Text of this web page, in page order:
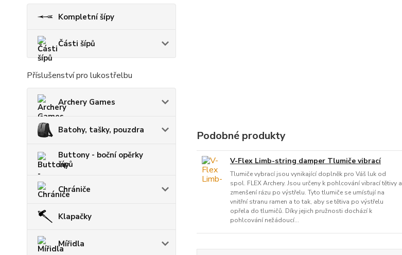
Kompletní šípy
Části šípů
Příslušenství pro lukostřelbu
Archery Games
Batohy, tašky, pouzdra
Buttony - boční opěrky
šípů
Chrániče
Klapačky
Mířidla
Podobné produkty
V-Flex Limb-string damper Tlumiče vibrací
Tlumiče vybrací jsou vynikající doplněk pro Váš luk od
spol. FLEX Archery. Jsou určeny k pohlcování vibrací tětivy a
zmenšení rázu po výstřelu. Tyto tlumiče se umísťují na
vnitřní stranu ramen a to tak, aby se tětiva po výstřelu
opřela do tlumičů. Díky jejich pružnosti dochází k
pohlcování nežádoucí...